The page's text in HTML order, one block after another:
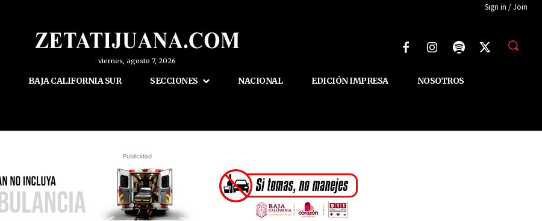
Sign in / Join
viernes, agosto 7, 2026
BAJA CALIFORNIA SUR SECCIONES NACIONAL EDICIÓN IMPRESA NOSOTROS
Publicidad